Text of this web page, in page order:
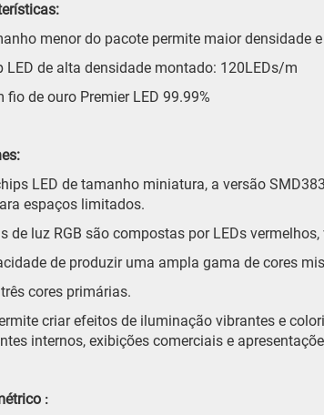
menor do pacote permite maior densidade
LED de alta densidade montado: 120LEDs/m
fio de ouro Premier LED 99.99%
LED de tamanho miniatura, a versão
espaços limitados.
de luz RGB são compostas por LEDs
de produzir uma ampla gama de cores
cores primárias.
criar efeitos de iluminação vibrantes e
internos, exibições comerciais e
: